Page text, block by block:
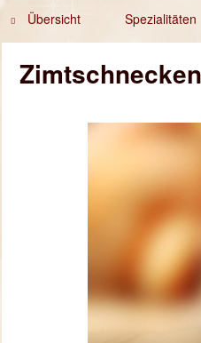
Übersicht Spezialitäten